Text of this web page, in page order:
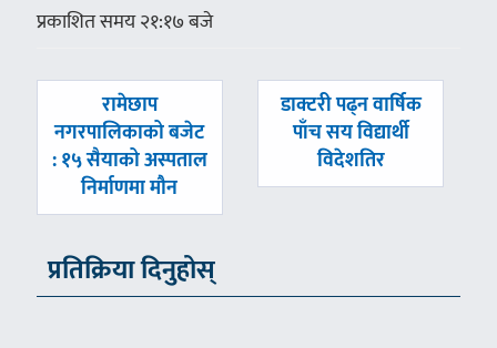
प्रकाशित समय २१:१७ बजे
पछिल्लाे
-
रामेछाप
नगरपालिकाको बजेट
: १५ सैयाको अस्पताल
निर्माणमा मौन
अघिल्लाे
डाक्टरी पढ्न वार्षिक
पाँच सय विद्यार्थी
विदेशतिर
प्रतिक्रिया दिनुहोस्